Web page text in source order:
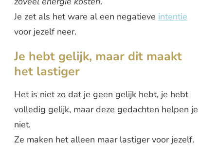
Je zet als het ware al een negatieve intentie
voor jezelf neer.
Je hebt gelijk, maar dit maakt
het lastiger
Het is niet zo dat je geen gelijk hebt, je hebt
volledig gelijk, maar deze gedachten helpen je
niet.
Ze maken het alleen maar lastiger voor jezelf.